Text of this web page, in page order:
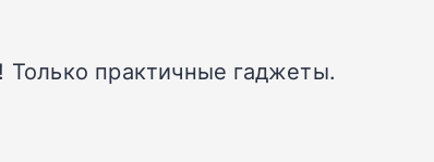
Только практичные гаджеты.